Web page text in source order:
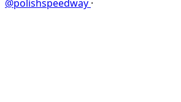
@polishspeedway ·